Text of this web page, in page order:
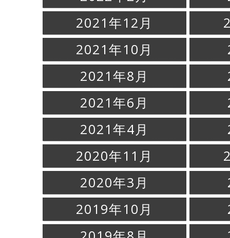
2021年12月
2021年10月
2021年8月
2021年6月
2021年4月
2020年11月
2020年3月
2019年10月